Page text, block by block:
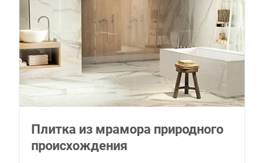
Плитка из мрамора природного
происхождения